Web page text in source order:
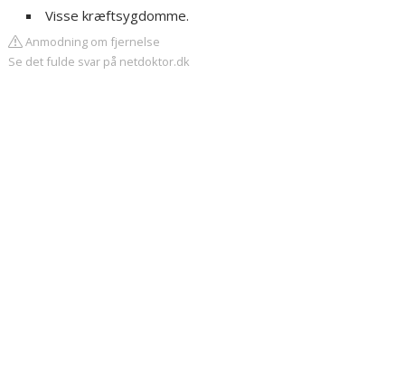
Visse kræftsygdomme.
Anmodning om fjernelse
Se det fulde svar på netdoktor.dk